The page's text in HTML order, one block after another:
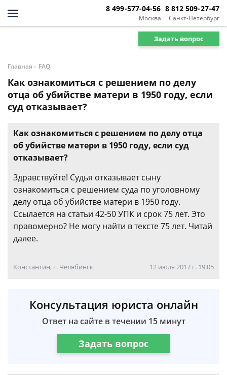
Москва
8 499-577-04-56
Санкт-Петербург
8 812 509-27-47
Задать вопрос
Главная - FAQ
Как ознакомиться с решением по делу
отца об убийстве матери в 1950 году, если
суд отказывает?
Как ознакомиться с решением по делу отца
об убийстве матери в 1950 году, если суд
отказывает?
Здравствуйте! Судья отказывает сыну
ознакомиться с решением суда по уголовному
делу отца об убийстве матери в 1950 году.
Ссылается на статьи 42-50 УПК и срок 75 лет. Это
правомерно? Не могу найти в тексте 75 лет. Читай
далее.
Константин, г. Челябинск 12 июля 2017 г. 19:05
Консультация юриста онлайн
Ответ на сайте в течении 15 минут
Задать вопрос